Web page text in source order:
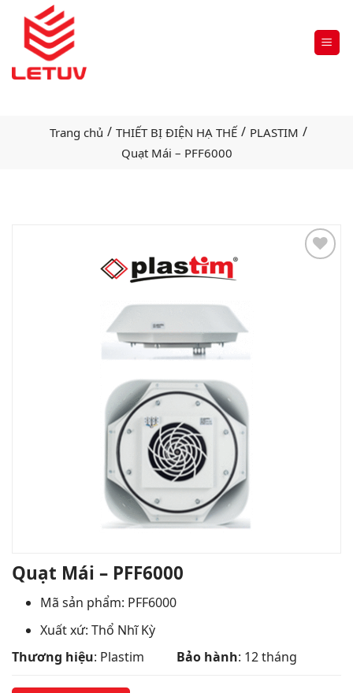
Trang chủ / THIẾT BỊ ĐIỆN HẠ THẾ / PLASTIM /
Quạt Mái – PFF6000
Quạt Mái – PFF6000
Mã sản phẩm: PFF6000
Xuất xứ: Thổ Nhĩ Kỳ
Thương hiệu: Plastim Bảo hành: 12 tháng